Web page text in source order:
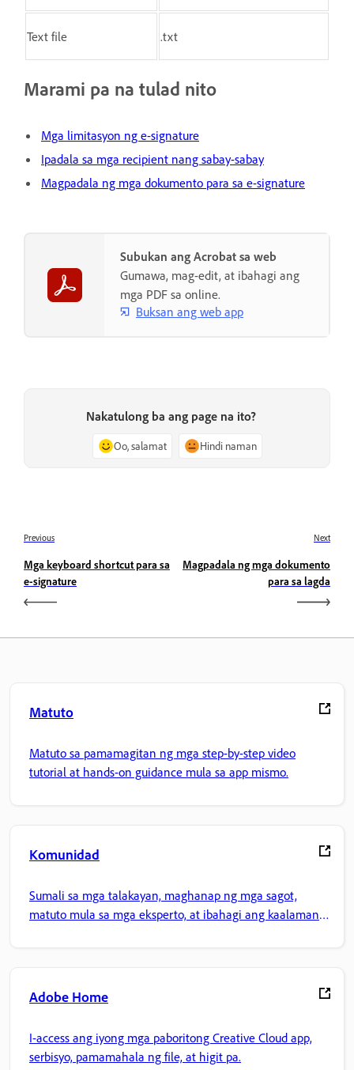
Text file .txt
Marami pa na tulad nito
Mga limitasyon ng e-signature
Ipadala sa mga recipient nang sabay-sabay
Magpadala ng mga dokumento para sa e-signature
Subukan ang Acrobat sa web
Gumawa, mag-edit, at ibahagi ang
mga PDF sa online.
Buksan ang web app
Nakatulong ba ang page na ito?
Oo, salamat Hindi naman
Previous
Mga keyboard shortcut para sa
e-signature
Next
Magpadala ng mga dokumento
para sa lagda
Matuto
Matuto sa pamamagitan ng mga step-by-step video
tutorial at hands-on guidance mula sa app mismo.
Komunidad
Sumali sa mga talakayan, maghanap ng mga sagot,
matuto mula sa mga eksperto, at ibahagi ang kaalaman
Adobe Home
I-access ang iyong mga paboritong Creative Cloud app,
serbisyo, pamamahala ng file, at higit pa.